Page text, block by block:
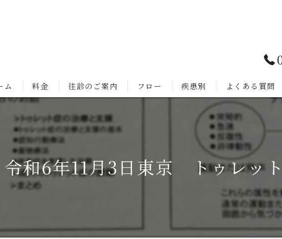
ム 料金 往診のご案内 フロー 疾患別 よくある質問
令和6年11月3日東京 トゥレッ